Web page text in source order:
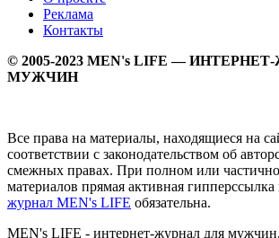
Реклама
Контакты
© 2005-2023 MEN's LIFE —
МУЖЧИН
Все права на материалы, находящиеся на
соответствии с законодательством об
смежных правах. При полном или
материалов прямая активная гипперссылка
журнал MEN's LIFE обязательна.
MEN's LIFE - интернет-журнал для